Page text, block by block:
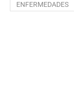
ENFERMEDADES